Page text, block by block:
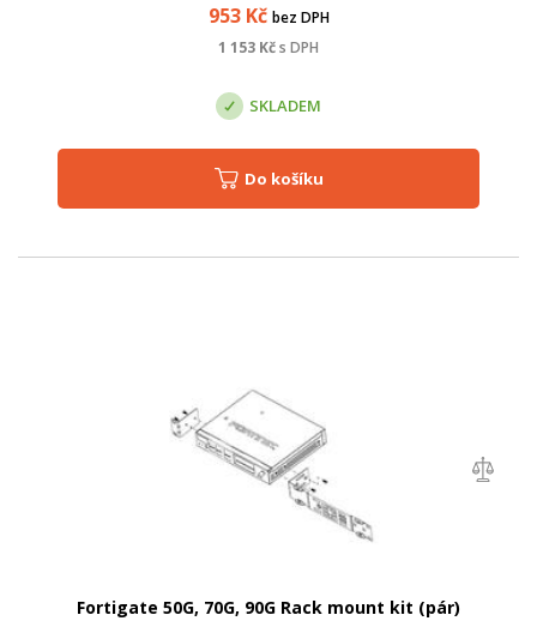
953Kč bez DPH
1 153 Kčs DPH
SKLADEM
Do košíku
Fortigate 50G, 70G, 90G Rack mount kit (pár)